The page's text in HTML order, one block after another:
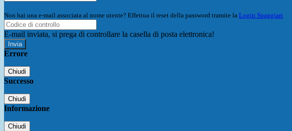
Non hai una e-mail associata al nome utente? Effettua il reset della password tramite la Login Spaggiari
E-mail inviata, si prega di controllare la casella di posta elettronica!
Errore
Chiudi
Successo
Chiudi
Informazione
Chiudi